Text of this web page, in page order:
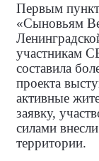
Первым
«Сыновьям
участникам
составила
проекта
активные
заявку,
силами
территории.